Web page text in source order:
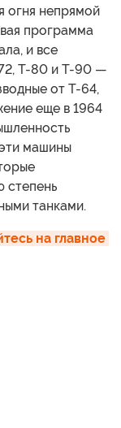
огня непрямой
программа
и все
Т-80 и Т-90 —
от Т-64,
еще в 1964
машины
степень
танками.
на главное